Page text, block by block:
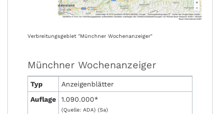
Verbreitungsgebiet "Münchner Wochenanzeiger"
Münchner Wochenanzeiger
Typ
Anzeigenblätter
Auflage
1.090.000*
(Quelle: ADA) (Sa)